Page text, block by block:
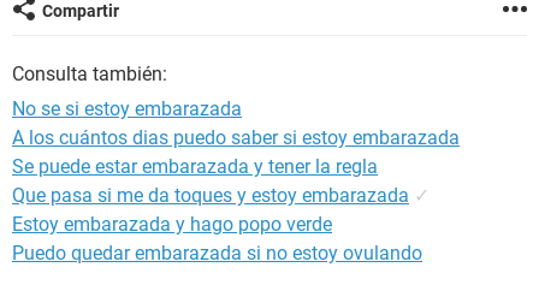
Compartir
Consulta también:
No se si estoy embarazada
A los cuántos dias puedo saber si estoy embarazada
Se puede estar embarazada y tener la regla
Que pasa si me da toques y estoy embarazada ✓
Estoy embarazada y hago popo verde
Puedo quedar embarazada si no estoy ovulando